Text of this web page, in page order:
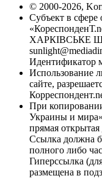
© 2000-2026,
Субъект в
ХАРКІВСЬКЕ
Идентификатор
Использование
сайте,
При
Украины и
прямая
Ссылка должна
полного либо
Гиперссылка
размещена в